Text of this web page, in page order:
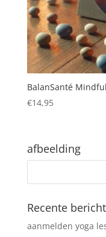
BalanSanté
€14,95
afbeelding
Recente
aanmelden yoga